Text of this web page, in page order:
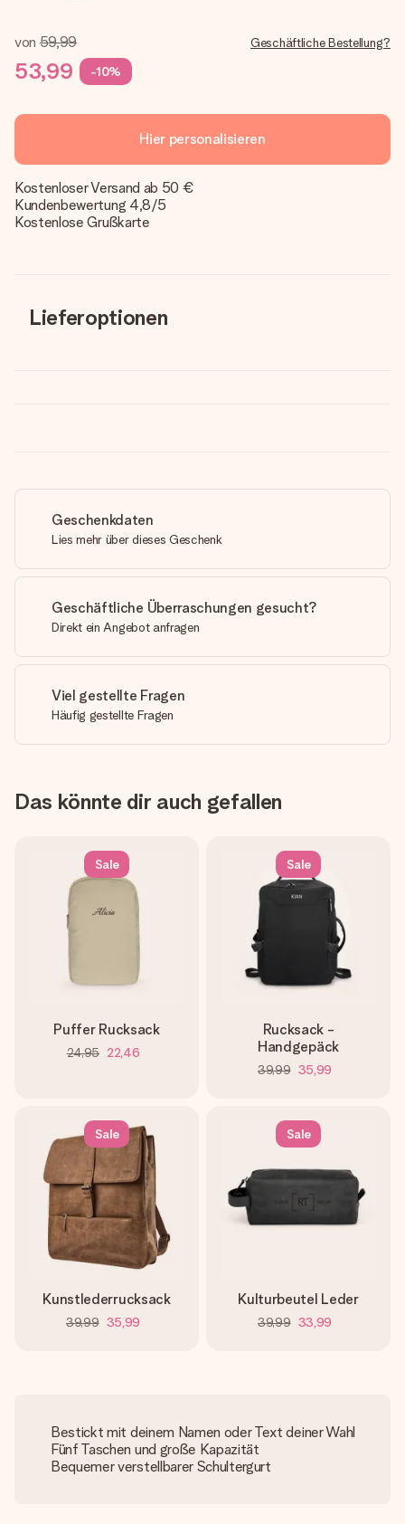
von 59,99
53,99 -10%
Geschäftliche Bestellung?
Hier personalisieren
Kostenloser Versand ab 50 €
Kundenbewertung 4,8/5
Kostenlose Grußkarte
Lieferoptionen
Geschenkdaten
Lies mehr über dieses Geschenk
Geschäftliche Überraschungen gesucht?
Direkt ein Angebot anfragen
Viel gestellte Fragen
Häufig gestellte Fragen
Das könnte dir auch gefallen
Sale
Puffer Rucksack
24,95 22,46
Sale
Rucksack -
Handgepäck
39,99 35,99
Sale
Kunstlederrucksack
39,99 35,99
Sale
Kulturbeutel Leder
39,99 33,99
Bestickt mit deinem Namen oder Text deiner Wahl
Fünf Taschen und große Kapazität
Bequemer verstellbarer Schultergurt